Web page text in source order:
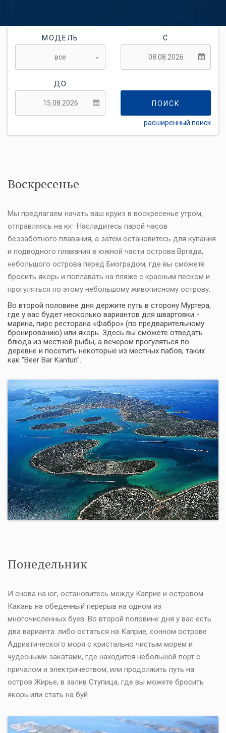
МОДЕЛЬ С
ДО
ПОИСК
расширенный поиск
Воскресенье
Мы предлагаем начать ваш круиз в воскресенье утром,
отправляясь на юг. Насладитесь парой часов
беззаботного плавания, а затем остановитесь для купания
и подводного плавания в южной части острова Вргада,
небольшого острова перед Биоградом, где вы сможете
бросить якорь и поплавать на пляже с красным песком и
прогуляться по этому небольшому живописному острову.
Во второй половине дня держите путь в сторону Муртера,
где у вас будет несколько вариантов для швартовки -
марина, пирс ресторана «Фабро» (по предварительному
бронированию) или якорь. Здесь вы сможете отведать
блюда из местной рыбы, а вечером прогуляться по
деревне и посетить некоторые из местных пабов, таких
как "Beer Bar Kantun".
Понедельник
И снова на юг, остановитесь между Каприе и островом
Какань на обеденный перерыв на одном из
многочисленных буев. Во второй половине дня у вас есть
два варианта: либо остаться на Каприе, сонном острове
Адриатического моря с кристально чистым морем и
чудесными закатами, где находится небольшой порт с
причалом и электричеством, или продолжить путь на
остров Жирье, в залив Ступица, где вы можете бросить
якорь или стать на буй.